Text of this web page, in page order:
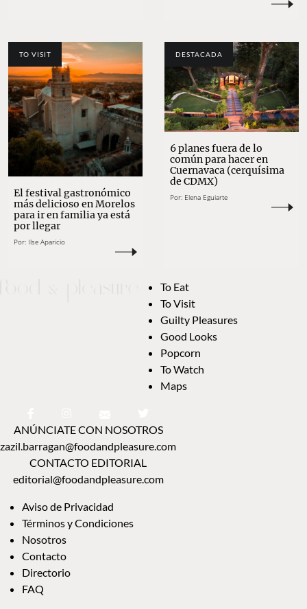
TO VISIT
El festival gastronómico
más delicioso en Morelos
para ir en familia ya está
por llegar
Por: Ilse Aparicio
DESTACADA
6 planes fuera de lo
común para hacer en
Cuernavaca (cerquísima
de CDMX)
Por: Elena Eguiarte
To Eat
To Visit
Guilty Pleasures
Good Looks
Popcorn
To Watch
Maps
ANÚNCIATE CON NOSOTROS
zazil.barragan@foodandpleasure.com
CONTACTO EDITORIAL
editorial@foodandpleasure.com
Aviso de Privacidad
Términos y Condiciones
Nosotros
Contacto
Directorio
FAQ